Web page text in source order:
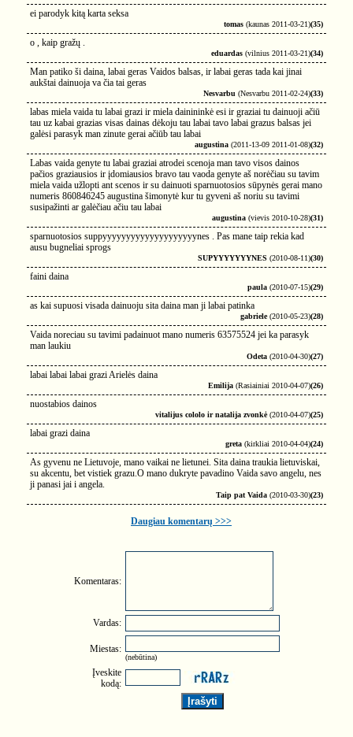
ei parodyk kitą karta seksa
tomas (kaunas 2011-03-21)(35)
o , kaip gražų .
eduardas (vilnius 2011-03-21)(34)
Man patiko ši daina, labai geras Vaidos balsas, ir labai geras tada kai jinai
aukštai dainuoja va čia tai geras
Nesvarbu (Nesvarbu 2011-02-24)(33)
labas miela vaida tu labai grazi ir miela dainininkė esi ir graziai tu dainuoji ačiū
tau uz kabai grazias visas dainas dėkoju tau labai tavo labai grazus balsas jei
galėsi parasyk man zinute gerai ačiūb tau labai
augustina (2011-13-09 2011-01-08)(32)
Labas vaida genyte tu labai graziai atrodei scenoja man tavo visos dainos
pačios graziausios ir įdomiausios bravo tau vaoda genyte aš norėčiau su tavim
miela vaida užlopti ant scenos ir su dainuoti sparnuotosios sūpynės gerai mano
numeris 860846245 augustina šimonytė kur tu gyveni aš noriu su tavimi
susipažinti ar galėčiau ačiu tau labai
augustina (vievis 2010-10-28)(31)
sparnuotosios suppyyyyyyyyyyyyyyyyyyyynes . Pas mane taip rekia kad
ausu bugneliai sprogs
SUPYYYYYYYNES (2010-08-11)(30)
faini daina
paula (2010-07-15)(29)
as kai supuosi visada dainuoju sita daina man ji labai patinka
gabriele(2010-05-23)(28)
Vaida noreciau su tavimi padainuot mano numeris 63575524 jei ka parasyk
man laukiu
Odeta (2010-04-30)(27)
labai labai labai grazi Arielės daina
Emilija (Rasiainiai 2010-04-07)(26)
nuostabios dainos
vitalijus cololo ir natalija zvonkė(2010-04-07)(25)
labai grazi daina
greta (kirkliai 2010-04-04)(24)
As gyvenu ne Lietuvoje, mano vaikai ne lietunei. Sita daina traukia lietuviskai,
su akcentu, bet vistiek grazu.O mano dukryte pavadino Vaida savo angelu, nes
ji panasi jai i angela.
Taip pat Vaida (2010-03-30)(23)
Daugiau komentarų >>>
Komentaras:
Vardas:
Miestas:
(nebūtina)
Įveskite
kodą: